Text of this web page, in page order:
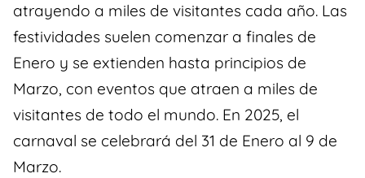
atrayendo a miles de visitantes cada año. Las
festividades suelen comenzar a finales de
Enero y se extienden hasta principios de
Marzo, con eventos que atraen a miles de
visitantes de todo el mundo. En 2025, el
carnaval se celebrará del 31 de Enero al 9 de
Marzo.